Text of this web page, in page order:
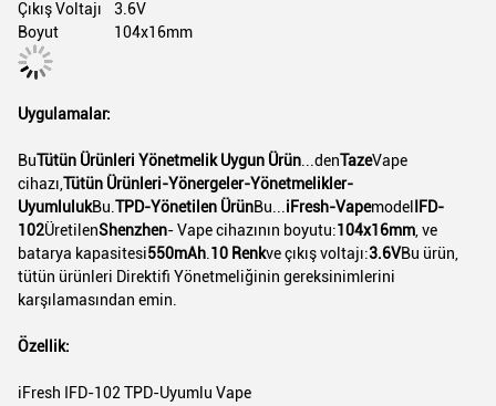
Çıkış Voltajı
3.6V
Boyut
104x16mm
Uygulamalar:
BuTütün Ürünleri Yönetmelik Uygun Ürün...denTazeVape
cihazı, Tütün Ürünleri-Yönergeler-Yönetmelikler-
UyumlulukBu.TPD-Yönetilen ÜrünBu...iFresh-Vapemodel
IFD-
102ÜretilenShenzhen- Vape cihazının boyutu:104x16mm , ve
batarya kapasitesi550mAh.10 Renkve çıkış voltajı:3.6VBu ürün,
tütün ürünleri Direktifi Yönetmeliğinin gereksinimlerini
karşılamasından emin.
Özellik:
iFresh IFD-102 TPD-Uyumlu Vape